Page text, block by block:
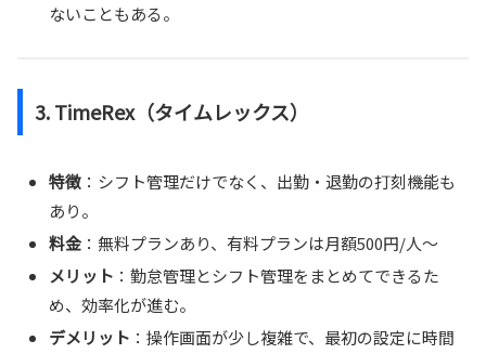
ないこともある。
3.TimeRex（タイムレックス）
特徴 ：シフト管理だけでなく、出勤・退勤の打刻機能も
あり。
料金 ：無料プランあり、有料プランは月額500円/人〜
メリット ：勤怠管理とシフト管理をまとめてできるた
め、効率化が進む。
デメリット ：操作画面が少し複雑で、最初の設定に時間